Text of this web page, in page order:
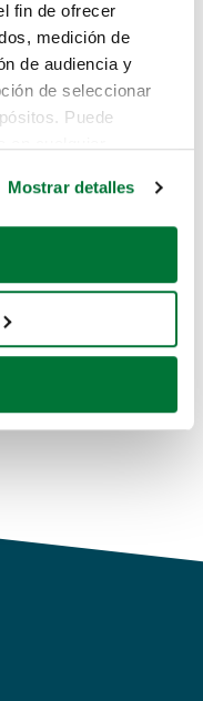
fin de ofrecer
medición de
de audiencia y
de seleccionar
Puede
ubicación geográfica
activamente
(huellas
se procesan sus
sitio web con
publicidad y análisis
Mostrar detalles
aquí.
que estás